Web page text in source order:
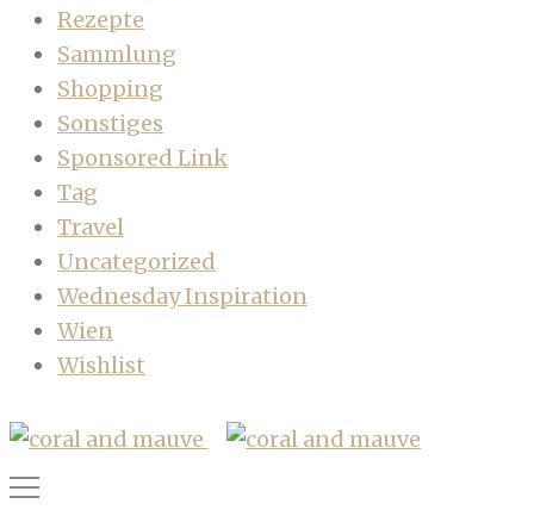
Rezepte
Sammlung
Shopping
Sonstiges
Sponsored Link
Tag
Travel
Uncategorized
Wednesday Inspiration
Wien
Wishlist